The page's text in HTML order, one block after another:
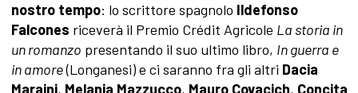
nostro tempo: lo scrittore spagnolo Ildefonso
Falcones riceverà il Premio Crédit Agricole La storia in
un romanzo presentando il suo ultimo libro, In guerra e
in amore(Longanesi) e ci saranno fra gli altri Dacia
Maraini, Melania Mazzucco, Mauro Covacich, Concita